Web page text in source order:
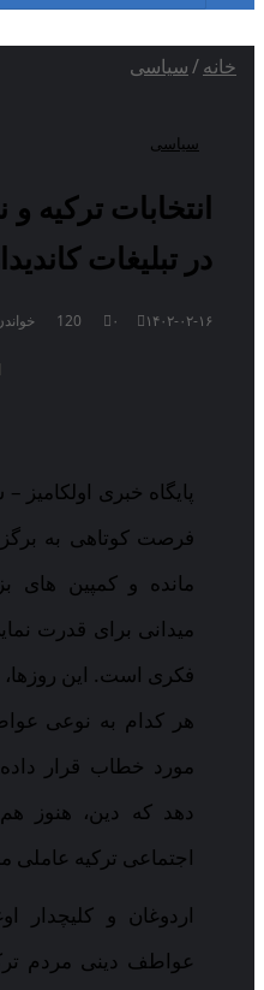
خانه / سیاسی
سیاسی
انتخابات
در تبلیغات
۱۴۰۲-۰۲-۱۶ ۰ 120 خواندن
پایگاه خبری
فرصت کوتاهی به
مانده و کمپین های
میدانی برای قدرت
فکری است. این روزها،
هر کدام به نوعی
مورد خطاب قرار
دهد که دین، هنوز
اجتماعی ترکیه عاملی
اردوغان و کلیچدار
عواطف دینی مردم